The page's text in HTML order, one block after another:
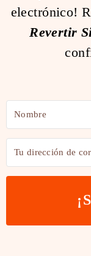
electrónico!
Revertir